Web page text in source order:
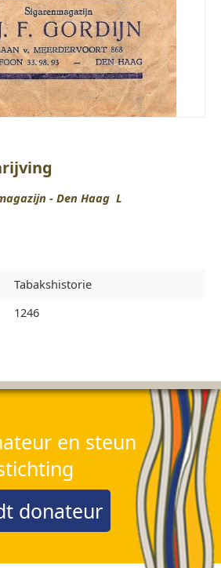
- Den Haag L
Tabakshistorie
1246
en steun
donateur